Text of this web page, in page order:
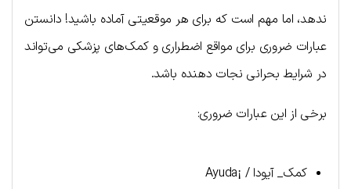
ندهد، اما مهم است که برای هر موقعیتی آماده باشید! دانستن
عبارات ضروری برای مواقع اضطراری و کمک‌های پزشکی می‌تواند
در شرایط بحرانی نجات دهنده باشد.
برخی از این عبارات ضروری:
کمک_ آیودا / ¡Ayuda